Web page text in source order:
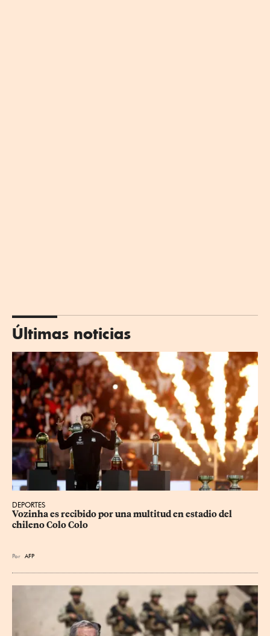
Últimas noticias
DEPORTES
Vozinha es recibido por una multitud en estadio del
chileno Colo Colo
Por AFP